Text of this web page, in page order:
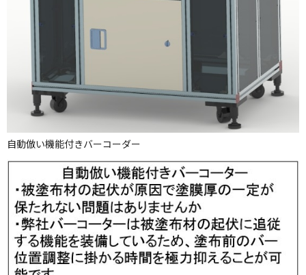
自動倣い機能付きバーコーダー